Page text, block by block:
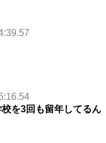
を3回も留年してるん